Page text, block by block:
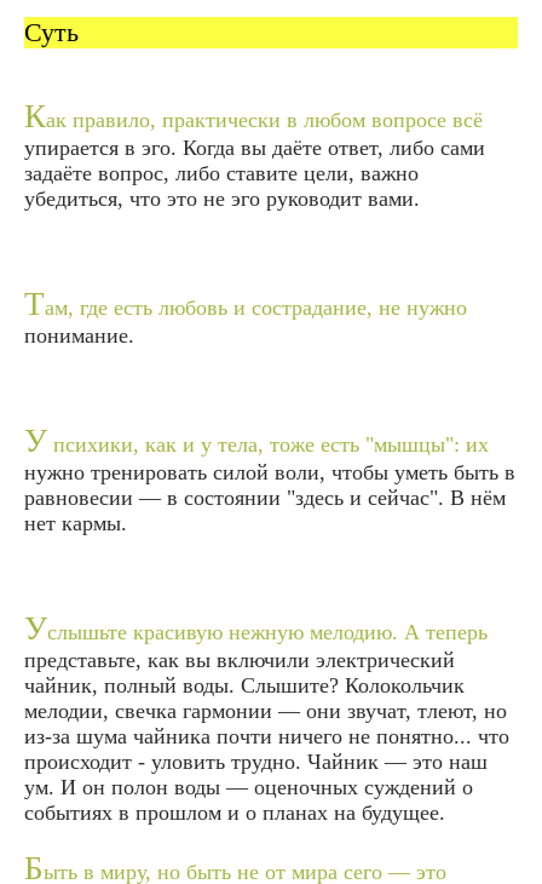
Суть
Как правило, практически в любом вопросе всё
упирается в эго. Когда вы даёте ответ, либо сами
задаёте вопрос, либо ставите цели, важно
убедиться, что это не эго руководит вами.
Там, где есть любовь и сострадание, не нужно
понимание.
У психики, как и у тела, тоже есть "мышцы": их
нужно тренировать силой воли, чтобы уметь быть в
равновесии — в состоянии "здесь и сейчас". В нём
нет кармы.
Услышьте красивую нежную мелодию. А теперь
представьте, как вы включили электрический
чайник, полный воды. Слышите? Колокольчик
мелодии, свечка гармонии — они звучат, тлеют, но
из-за шума чайника почти ничего не понятно... что
происходит - уловить трудно. Чайник — это наш
ум. И он полон воды — оценочных суждений о
событиях в прошлом и о планах на будущее.
Быть в миру, но быть не от мира сего — это